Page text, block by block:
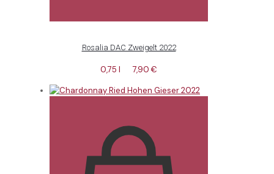
Rosalia DAC Zweigelt 2022
0,75 l 7,90€